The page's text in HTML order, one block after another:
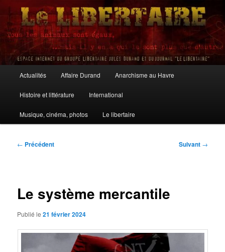
Aller
contenu
principalLe Libertaire
principal
Actualités Affaire Durand Anarchisme au Havre
Histoire et littérature International
Musique, cinéma, photos Le libertaire
Navigation
← Précédent Suivant →
Le système mercantile
Publié le21 février 2024